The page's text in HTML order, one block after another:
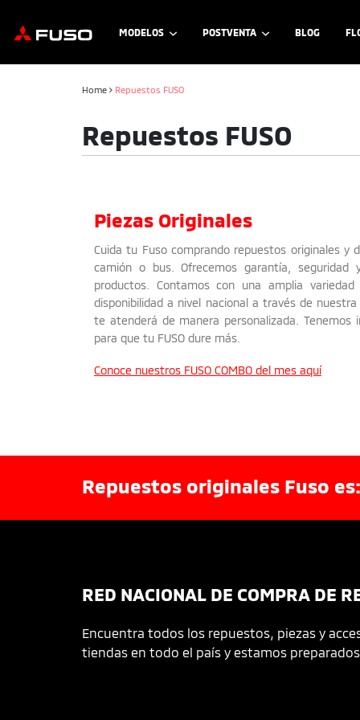
MODELOS POSTVENTA BLOG
Home Repuestos FUSO
Repuestos FUSO
Piezas Originales
Cuida tu Fuso comprando repuestos originales y
camión o bus. Ofrecemos garantía,
productos. Contamos con una amplia
disponibilidad a nivel nacional a través de
te atenderá de manera personalizada. Tenemos
para que tu FUSO dure más.
Conoce nuestros FUSO COMBO del mes aquí
Repuestos originales Fuso
RED NACIONAL DE COMPRA DE
Encuentra todos los repuestos, piezas y
tiendas en todo el país y estamos